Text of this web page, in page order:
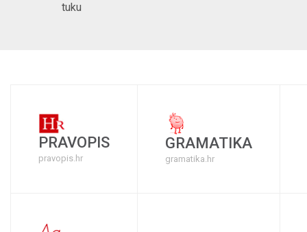
tuku
PRAVOPIS
pravopis.hr
GRAMATIKA
gramatika.hr